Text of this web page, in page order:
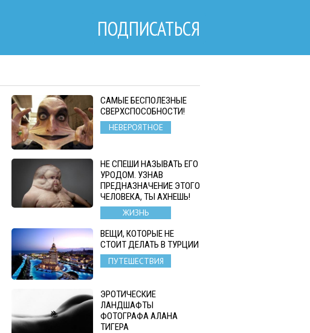
ПОДПИСАТЬСЯ
САМЫЕ БЕСПОЛЕЗНЫЕ
СВЕРХСПОСОБНОСТИ!
НЕВЕРОЯТНОЕ
НЕ СПЕШИ НАЗЫВАТЬ ЕГО
УРОДОМ. УЗНАВ
ПРЕДНАЗНАЧЕНИЕ ЭТОГО
ЧЕЛОВЕКА, ТЫ АХНЕШЬ!
ЖИЗНЬ
ВЕЩИ, КОТОРЫЕ НЕ
СТОИТ ДЕЛАТЬ В ТУРЦИИ
ПУТЕШЕСТВИЯ
ЭРОТИЧЕСКИЕ
ЛАНДШАФТЫ
ФОТОГРАФА АЛАНА
ТИГЕРА